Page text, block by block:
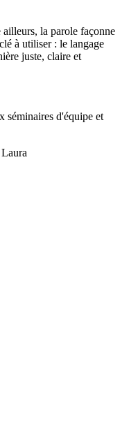
la parole façonne
à utiliser : le langage
juste, claire et
séminaires d'équipe et